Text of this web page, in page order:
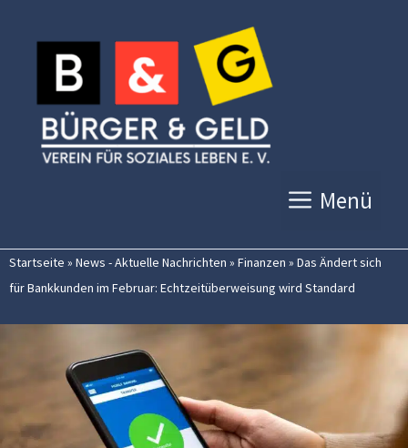
Inhalt
springen
Menü
Startseite » News - Aktuelle Nachrichten » Finanzen » Das Ändert sich
für Bankkunden im Februar: Echtzeitüberweisung wird Standard